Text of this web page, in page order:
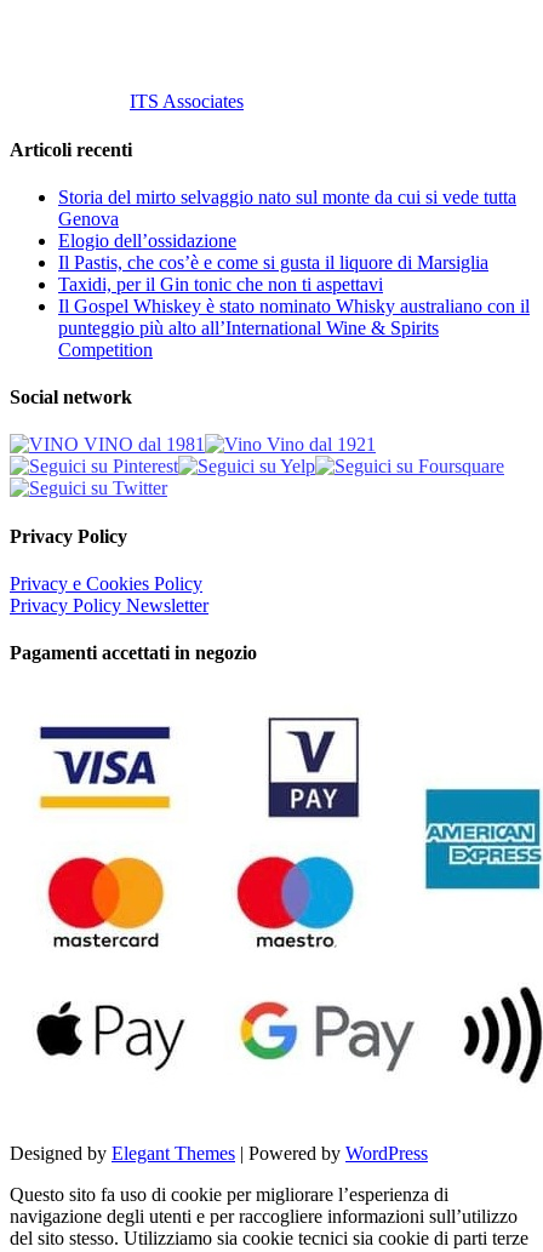
ITS Associates
Articoli recenti
Storia del mirto selvaggio nato sul monte da cui si vede tutta
Genova
Elogio dell’ossidazione
Il Pastis, che cos’è e come si gusta il liquore di Marsiglia
Taxidi, per il Gin tonic che non ti aspettavi
Il Gospel Whiskey è stato nominato Whisky australiano con il
punteggio più alto all’International Wine & Spirits
Competition
Social network
Privacy Policy
Privacy e Cookies Policy
Privacy Policy Newsletter
Pagamenti accettati in negozio
Designed by Elegant Themes | Powered by WordPress
Questo sito fa uso di cookie per migliorare l’esperienza di
navigazione degli utenti e per raccogliere informazioni sull’utilizzo
del sito stesso. Utilizziamo sia cookie tecnici sia cookie di parti terze